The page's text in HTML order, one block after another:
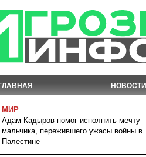
НОВОСТИ
МИР
Адам Кадыров помог исполнить мечту
мальчика, пережившего ужасы войны в
Палестине